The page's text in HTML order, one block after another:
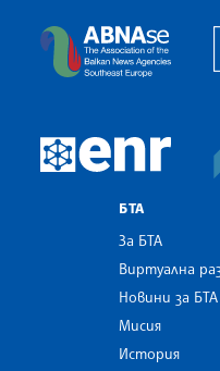
The
БТА
За БТА
Виртуална
Новини за БТА
Мисия
История